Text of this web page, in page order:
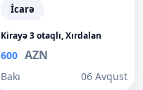
İcarə
Kirayə 3 otaqlı, Xırdalan
600 AZN
Bakı 06 Avqust